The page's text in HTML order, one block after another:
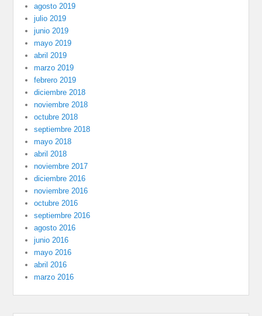
agosto 2019
julio 2019
junio 2019
mayo 2019
abril 2019
marzo 2019
febrero 2019
diciembre 2018
noviembre 2018
octubre 2018
septiembre 2018
mayo 2018
abril 2018
noviembre 2017
diciembre 2016
noviembre 2016
octubre 2016
septiembre 2016
agosto 2016
junio 2016
mayo 2016
abril 2016
marzo 2016